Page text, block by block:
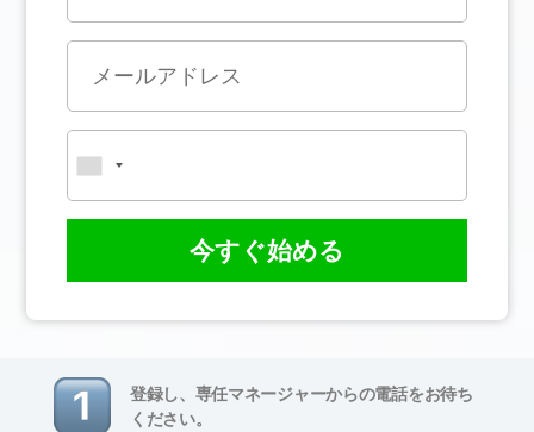
今すぐ始める
登録し、専任マネージャーからの電話をお待ち
ください。